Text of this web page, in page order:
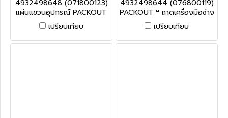
(071800123)
4932498648 (071800123)
แผ่นแขวนอุปกรณ์ PACKOUT
ขนาดเล็ก MILWAUKEE (มิล
วอคกี้)
เปรียบเทียบ
(076800119)
4932498644 (076800119)
PACKOUT™ ถาดเครื่องมือช่าง
สำหรับยึดกล่องเครื่องมือ
MILWAUKEE (มิลวอคกี้)
เปรียบเทียบ